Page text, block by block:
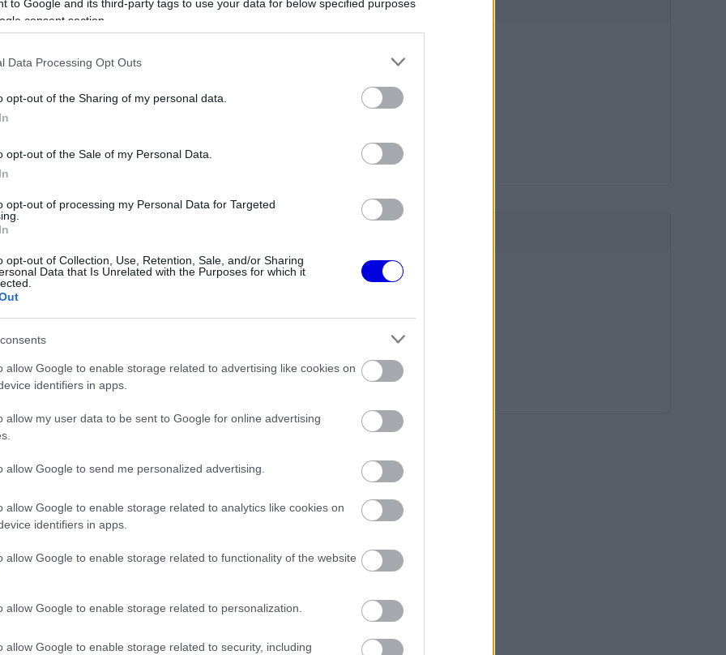
to Google and its third-party tags to use your data for below specified purposes
consent section.
Data Processing Opt Outs
opt-out of the Sharing of my personal data.
opt-out of the Sale of my Personal Data.
opt-out of processing my Personal Data for Targeted
opt-out of Collection, Use, Retention, Sale, and/or Sharing
Data that Is Unrelated with the Purposes for which it
allow Google to enable storage related to advertising like cookies on
identifiers in apps.
allow my user data to be sent to Google for online advertising
allow Google to send me personalized advertising.
allow Google to enable storage related to analytics like cookies on
identifiers in apps.
allow Google to enable storage related to functionality of the website
allow Google to enable storage related to personalization.
allow Google to enable storage related to security, including
is
jelentős része a Keep Fighting
további értékes tételek is gazdára
overálja, amely 61 360 euróért kelt el,
pilóta által aláírt pleximaszkkal, 11 520
a Ferrarinak
FORMA-1
Súlyos figyelmeztetést kapott a